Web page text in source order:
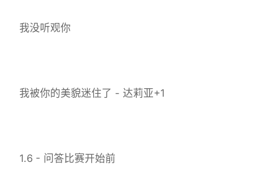
我没听观你
我被你的美貌迷住了 - 达莉亚+1
1.6 - 问答比赛开始前